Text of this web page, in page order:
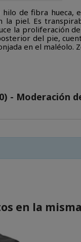
de fibra hueca,
la piel. Es
la proliferación
del pie,
en el maléolo.
- Moderación
en la